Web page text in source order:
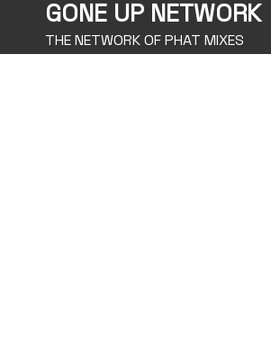
GONE UP NETWORK
THE NETWORK OF PHAT MIXES